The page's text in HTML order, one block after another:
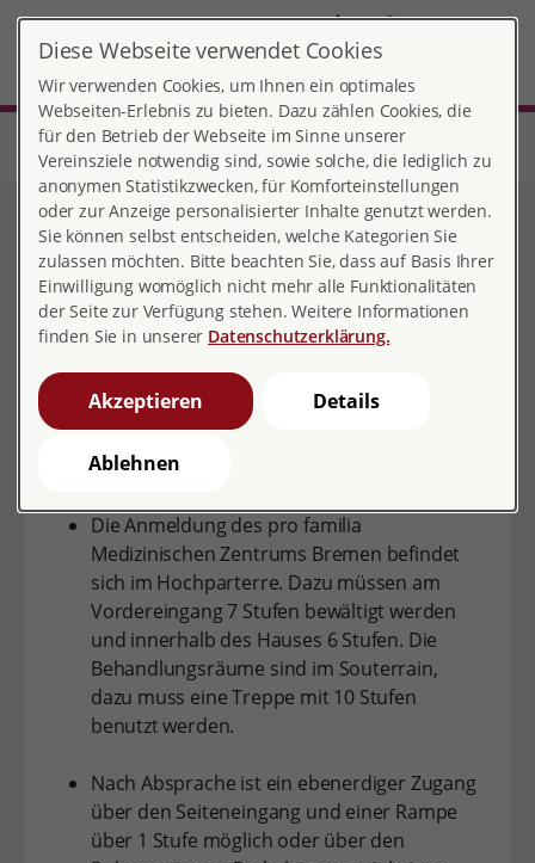
DE
Start Bremen
Bremen Medizinisches Zentrum
Information zur Barrierefreiheit
Barrierefreiheit
Eine Barrierefreiheit ist im pro familia
Medizinischen Zentrum Bremen leider nur
eingeschränkt gegeben.
Die Anmeldung des pro familia
Medizinischen Zentrums Bremen befindet
sich im Hochparterre. Dazu müssen am
Vordereingang 7 Stufen bewältigt werden
und innerhalb des Hauses 6 Stufen. Die
Behandlungsräume sind im Souterrain,
dazu muss eine Treppe mit 10 Stufen
benutzt werden.
Nach Absprache ist ein ebenerdiger Zugang
über den Seiteneingang und einer Rampe
über 1 Stufe möglich oder über den
Diese Webseite verwendet Cookies
Wir verwenden Cookies, um Ihnen ein optimales
Webseiten-Erlebnis zu bieten. Dazu zählen Cookies, die
für den Betrieb der Webseite im Sinne unserer
Vereinsziele notwendig sind, sowie solche, die lediglich zu
anonymen Statistikzwecken, für Komforteinstellungen
oder zur Anzeige personalisierter Inhalte genutzt werden.
Sie können selbst entscheiden, welche Kategorien Sie
zulassen möchten. Bitte beachten Sie, dass auf Basis Ihrer
Einwilligung womöglich nicht mehr alle Funktionalitäten
der Seite zur Verfügung stehen. Weitere Informationen
finden Sie in unserer Datenschutzerklärung.
Akzeptieren Details
Ablehnen